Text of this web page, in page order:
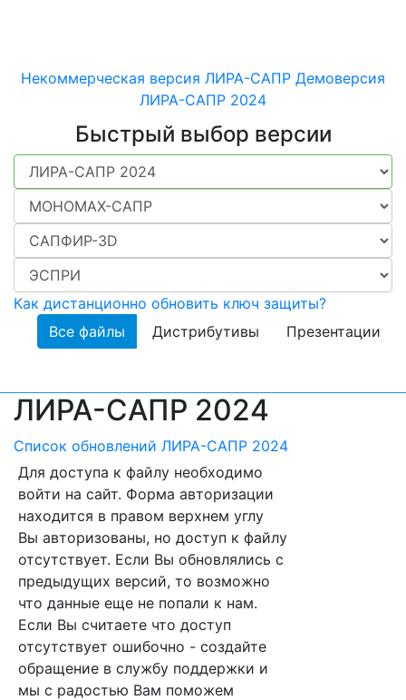
Некоммерческая версия ЛИРА-САПР Демоверсия
ЛИРА-САПР 2024
Быстрый выбор версии
Как дистанционно обновить ключ защиты?
Все файлы
Дистрибутивы Презентации
ЛИРА-САПР 2024
Список обновлений ЛИРА-САПР 2024
Для доступа к файлу необходимо
войти на сайт. Форма авторизации
находится в правом верхнем углу
Вы авторизованы, но доступ к файлу
отсутствует. Если Вы обновлялись с
предыдущих версий, то возможно
что данные еще не попали к нам.
Если Вы считаете что доступ
отсутствует ошибочно - создайте
обращение в службу поддержки и
мы с радостью Вам поможем